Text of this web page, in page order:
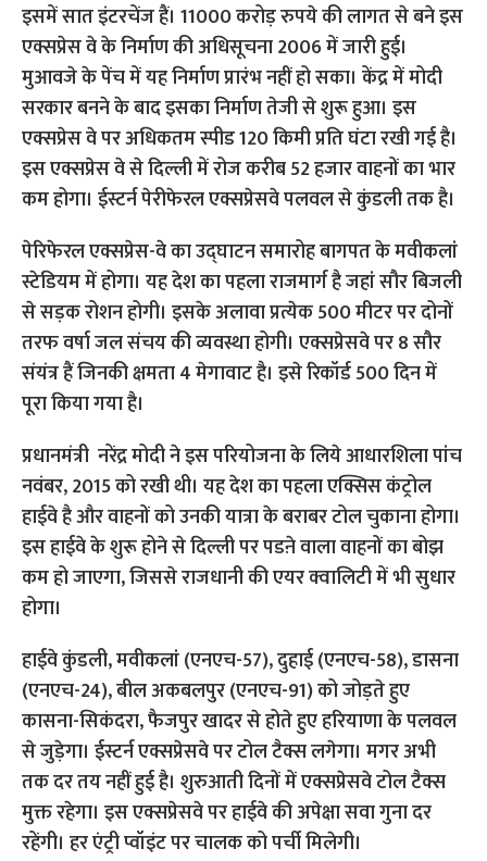
इसमें सात इंटरचेंज हैं। 11000 करोड़ रुपये की लागत से बने इस
एक्सप्रेस वे के निर्माण की अधिसूचना 2006 में जारी हुई।
मुआवजे के पेंच में यह निर्माण प्रारंभ नहीं हो सका। केंद्र में मोदी
सरकार बनने के बाद इसका निर्माण तेजी से शुरू हुआ। इस
एक्सप्रेस वे पर अधिकतम स्पीड 120 किमी प्रति घंटा रखी गई है।
इस एक्सप्रेस वे से दिल्ली में रोज करीब 52 हजार वाहनों का भार
कम होगा। ईस्टर्न पेरीफेरल एक्सप्रेसवे पलवल से कुंडली तक है।
पेरिफेरल एक्सप्रेस-वे का उद्घाटन समारोह बागपत के मवीकलां
स्टेडियम में होगा। यह देश का पहला राजमार्ग है जहां सौर बिजली
से सड़क रोशन होगी। इसके अलावा प्रत्येक 500 मीटर पर दोनों
तरफ वर्षा जल संचय की व्यवस्था होगी। एक्सप्रेसवे पर 8 सौर
संयंत्र हैं जिनकी क्षमता 4 मेगावाट है। इसे रिकॉर्ड 500 दिन में
पूरा किया गया है।
प्रधानमंत्री नरेंद्र मोदी ने इस परियोजना के लिये आधारशिला पांच
नवंबर, 2015 को रखी थी। यह देश का पहला एक्सिस कंट्रोल
हाईवे है और वाहनों को उनकी यात्रा के बराबर टोल चुकाना होगा।
इस हाईवे के शुरू होने से दिल्ली पर पडऩे वाला वाहनों का बोझ
कम हो जाएगा, जिससे राजधानी की एयर क्वालिटी में भी सुधार
होगा।
हाईवे कुंडली, मवीकलां (एनएच-57), दुहाई (एनएच-58), डासना
(एनएच-24), बील अकबलपुर (एनएच-91) को जोड़ते हुए
कासना-सिकंदरा, फैजपुर खादर से होते हुए हरियाणा के पलवल
से जुड़ेगा। ईस्टर्न एक्सप्रेसवे पर टोल टैक्स लगेगा। मगर अभी
तक दर तय नहीं हुई है। शुरुआती दिनों में एक्सप्रेसवे टोल टैक्स
मुक्त रहेगा। इस एक्सप्रेसवे पर हाईवे की अपेक्षा सवा गुना दर
रहेंगी। हर एंट्री प्वॉइंट पर चालक को पर्ची मिलेगी।